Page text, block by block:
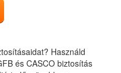
Használd
és CASCO biztosítás